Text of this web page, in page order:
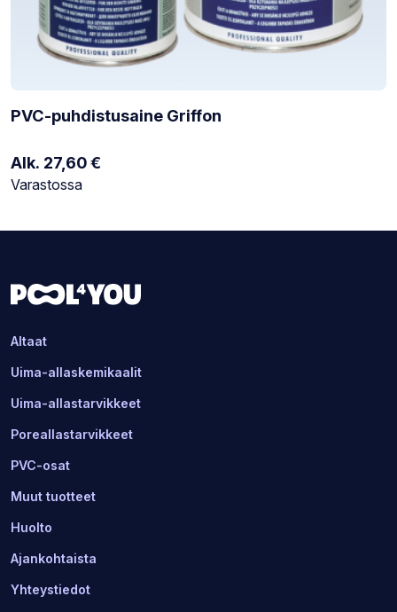
PVC-puhdistusaine Griffon
Alk. 27,60€
Varastotilanne:
Varastossa
Altaat
Uima-allaskemikaalit
Uima-allastarvikkeet
Poreallastarvikkeet
PVC-osat
Muut tuotteet
Huolto
Ajankohtaista
Yhteystiedot